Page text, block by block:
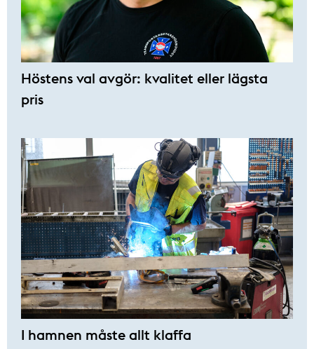
Höstens val avgör: kvalitet eller lägsta
pris
I hamnen måste allt klaffa